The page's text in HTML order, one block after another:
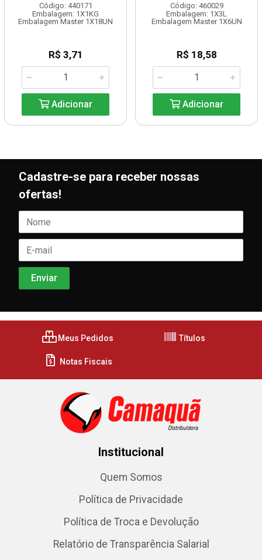
Código: 440171
Embalagem: 1X1KG
Embalagem Master 1X18UN
R$ 3,71
Adicionar
Código: 460029
Embalagem: 1X3L
Embalagem Master 1X6UN
R$ 18,58
Adicionar
Cadastre-se para receber nossas
ofertas!
Meus Pedidos Títulos
Notas Fiscais
Institucional
Quem Somos
Política de Privacidade
Política de Troca e Devolução
Relatório de Transparência Salarial